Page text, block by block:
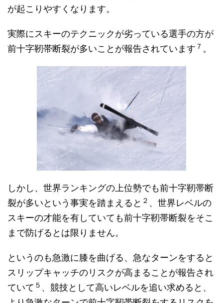
が起こりやすくなります。
実際にスキーのテクニックが劣っている選手の方が
前十字靭帯断裂が多いことが報告されています ７ 。
しかし、世界ランキングの上位勢でも前十字靭帯断
裂が多いという事実を踏まえると ２ 、世界レベルの
スキーの才能を有していても前十字靭帯断裂をそこ
まで防げるとは限りません。
というのも急激に膝を曲げる、急なターンをすると
スリップキャッチのリスクが高まることが報告され
ていて ５ 、競技として高いレベルを追い求めると、